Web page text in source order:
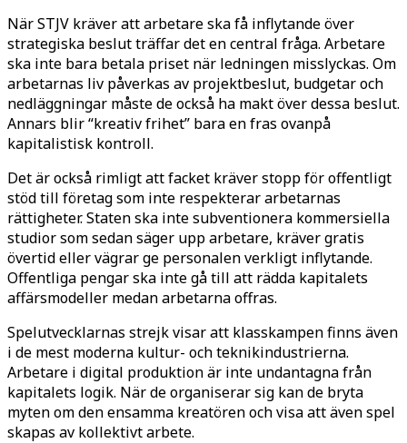
När STJV kräver att arbetare ska få inflytande över
strategiska beslut träffar det en central fråga. Arbetare
ska inte bara betala priset när ledningen misslyckas. Om
arbetarnas liv påverkas av projektbeslut, budgetar och
nedläggningar måste de också ha makt över dessa beslut.
Annars blir “kreativ frihet” bara en fras ovanpå
kapitalistisk kontroll.
Det är också rimligt att facket kräver stopp för offentligt
stöd till företag som inte respekterar arbetarnas
rättigheter. Staten ska inte subventionera kommersiella
studior som sedan säger upp arbetare, kräver gratis
övertid eller vägrar ge personalen verkligt inflytande.
Offentliga pengar ska inte gå till att rädda kapitalets
affärsmodeller medan arbetarna offras.
Spelutvecklarnas strejk visar att klasskampen finns även
i de mest moderna kultur- och teknikindustrierna.
Arbetare i digital produktion är inte undantagna från
kapitalets logik. När de organiserar sig kan de bryta
myten om den ensamma kreatören och visa att även spel
skapas av kollektivt arbete.